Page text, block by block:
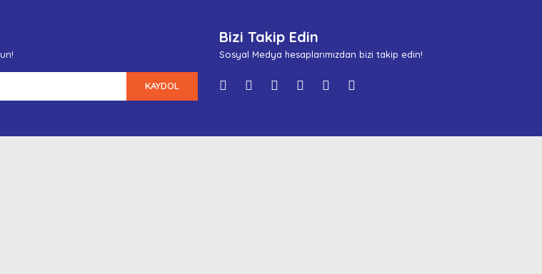
KAYDOL
Bizi Takip Edin
Sosyal Medya hesaplarımızdan bizi takip edin!